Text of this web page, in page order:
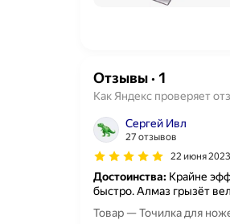
Отзывы· 1
Как Яндекс проверяет
Сергей Ивл
27 отзывов
22 июня 2023
Достоинства: Крайне
быстро. Алмаз грызёт
Товар — Точилка для